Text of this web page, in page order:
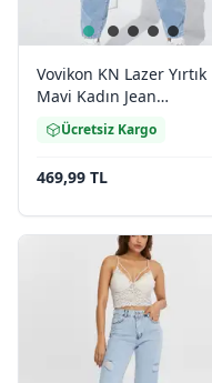
Vovikon KN Lazer Yırtık
Mavi Kadın Jean
Pantolon
Ücretsiz Kargo
469,99 TL